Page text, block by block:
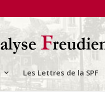
Les Lettres de la SPF